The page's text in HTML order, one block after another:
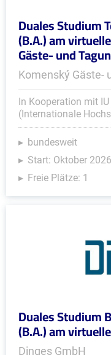
Duales Studium
(B.A.) am
Gäste- und
Komenský Gäste-
In Kooperation mit
(Internationale
bundesweit
Start: Oktober 2026
Freie Plätze: 1
Duales Studium
(B.A.) am
Dinges GmbH